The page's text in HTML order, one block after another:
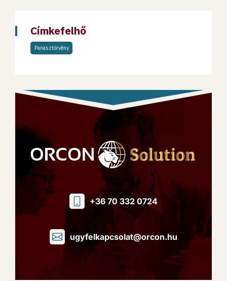
Címkefelhő
Panasztörvény
+36 70 332 0724
ugyfelkapcsolat@orcon.hu